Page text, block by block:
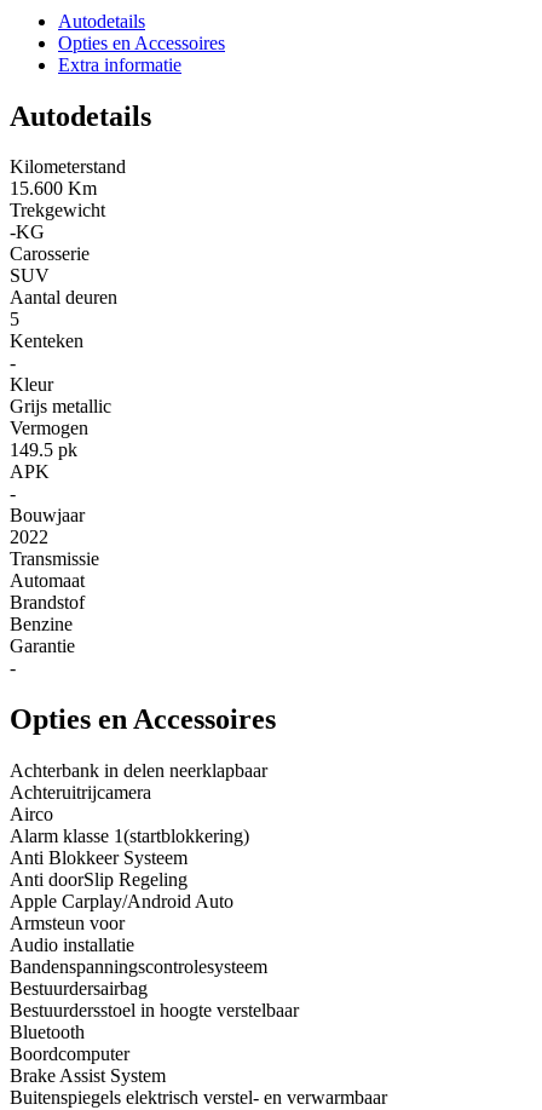
Autodetails
Opties en Accessoires
Extra informatie
Autodetails
Kilometerstand
15.600 Km
Trekgewicht
-KG
Carosserie
SUV
Aantal deuren
5
Kenteken
-
Kleur
Grijs metallic
Vermogen
149.5 pk
APK
-
Bouwjaar
2022
Transmissie
Automaat
Brandstof
Benzine
Garantie
-
Opties en Accessoires
Achterbank in delen neerklapbaar
Achteruitrijcamera
Airco
Alarm klasse 1(startblokkering)
Anti Blokkeer Systeem
Anti doorSlip Regeling
Apple Carplay/Android Auto
Armsteun voor
Audio installatie
Bandenspanningscontrolesysteem
Bestuurdersairbag
Bestuurdersstoel in hoogte verstelbaar
Bluetooth
Boordcomputer
Brake Assist System
Buitenspiegels elektrisch verstel- en verwarmbaar